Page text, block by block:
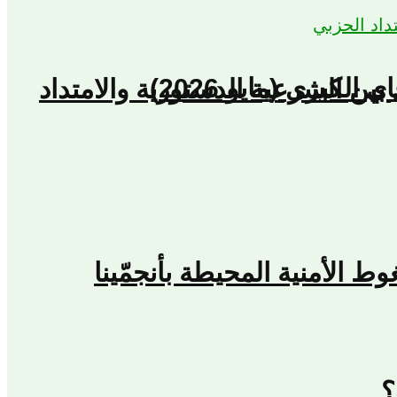
الشرعية الدستورية والامتداد
(مايو 2026)